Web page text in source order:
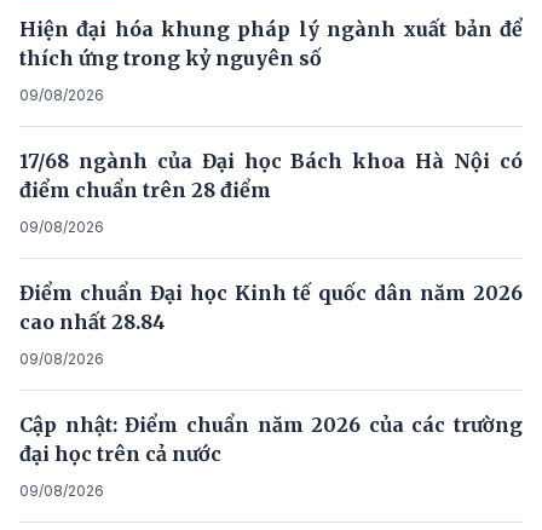
Hiện đại hóa khung pháp lý ngành xuất bản để
thích ứng trong kỷ nguyên số
09/08/2026
17/68 ngành của Đại học Bách khoa Hà Nội có
điểm chuẩn trên 28 điểm
09/08/2026
Điểm chuẩn Đại học Kinh tế quốc dân năm 2026
cao nhất 28.84
09/08/2026
Cập nhật: Điểm chuẩn năm 2026 của các trường
đại học trên cả nước
09/08/2026